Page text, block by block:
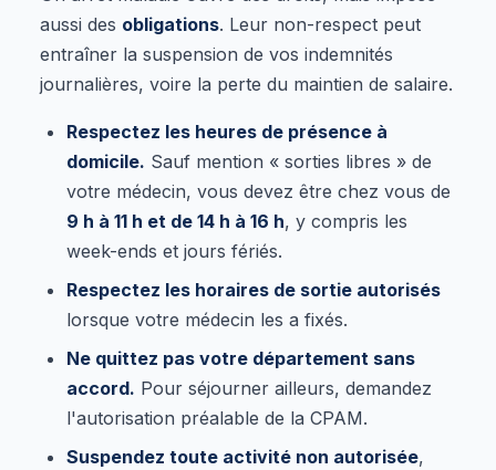
aussi des obligations. Leur non-respect peut
entraîner la suspension de vos indemnités
journalières, voire la perte du maintien de salaire.
Respectez les heures de présence à
domicile. Sauf mention « sorties libres » de
votre médecin, vous devez être chez vous de
9 h à 11 h et de 14 h à 16 h, y compris les
week-ends et jours fériés.
Respectez les horaires de sortie autorisés
lorsque votre médecin les a fixés.
Ne quittez pas votre département sans
accord. Pour séjourner ailleurs, demandez
l'autorisation préalable de la CPAM.
Suspendez toute activité non autorisée,